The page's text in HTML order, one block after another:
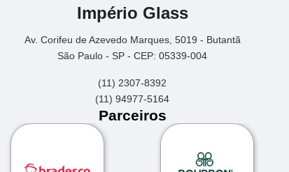
Império Glass
Av. Corifeu de Azevedo Marques, 5019 - Butantã
São Paulo - SP - CEP: 05339-004
(11) 2307-8392
(11) 94977-5164
Parceiros